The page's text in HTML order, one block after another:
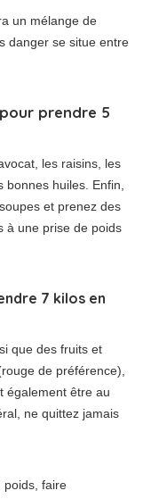
un mélange de
danger se situe entre
prendre 5
les raisins, les
bonnes huiles. Enfin,
et prenez des
à une prise de poids
7 kilos en
que des fruits et
de préférence),
également être au
ne quittez jamais
poids, faire